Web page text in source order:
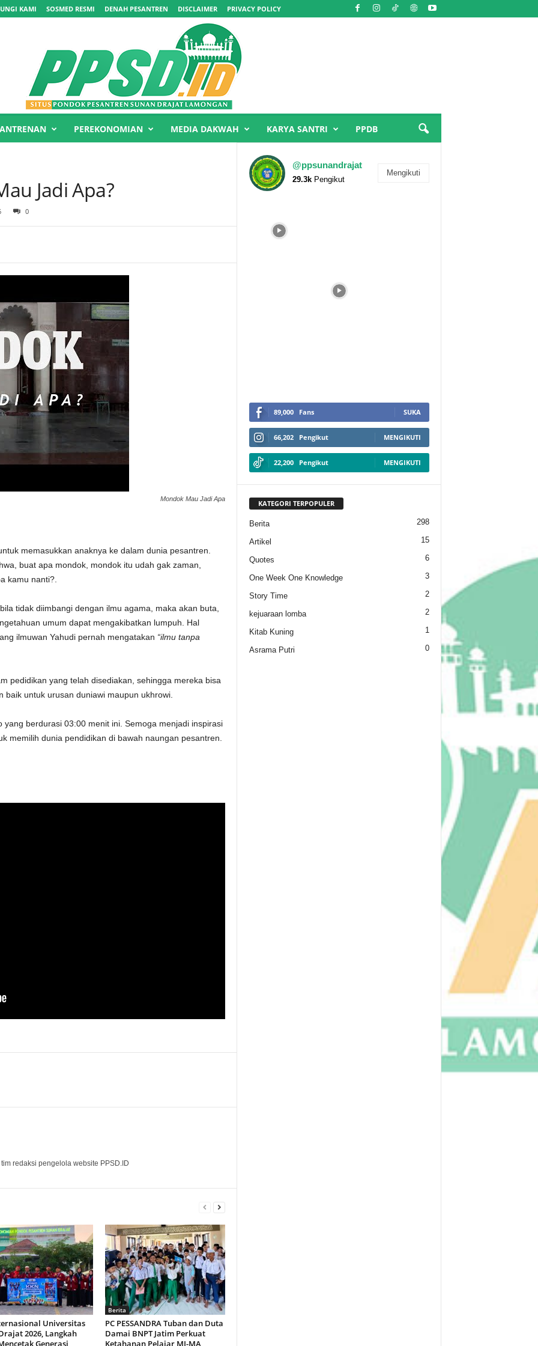
KAMI SOSMED RESMI DENAH PESANTREN DISCLAIMER PRIVACY POLICY
PEREKONOMIAN MEDIA DAKWAH KARYA SANTRI PPDB
Jadi Apa?
0
Mondok Mau Jadi Apa
memasukkan anaknya ke dalam dunia pesantren.
buat apa mondok, mondok itu udah gak zaman,
kamu nanti?.
tidak diimbangi dengan ilmu agama, maka akan buta,
umum dapat mengakibatkan lumpuh. Hal
ilmuwan Yahudi pernah mengatakan “ilmu tanpa
pedidikan yang telah disediakan, sehingga mereka bisa
untuk urusan duniawi maupun ukhrowi.
berdurasi 03:00 menit ini. Semoga menjadi inspirasi
memilih dunia pendidikan di bawah naungan pesantren.
redaksi pengelola website PPSD.ID
Universitas
2026, Langkah
Generasi
Berita
PC PESSANDRA Tuban dan Duta
Damai BNPT Jatim Perkuat
Ketahanan Pelajar MI-MA
@ppsunandrajat
29.3kPengikut
Mengikuti
89,000 Fans SUKA
66,202 Pengikut MENGIKUTI
22,200 Pengikut MENGIKUTI
KATEGORI TERPOPULER
Berita 298
Artikel 15
Quotes 6
One Week One Knowledge 3
Story Time 2
kejuaraan lomba 2
Kitab Kuning 1
Asrama Putri 0